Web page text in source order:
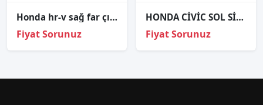
Honda hr-v sağ far çıkma ORJİNAL
Fiyat Sorunuz
HONDA CİVİC SOL SİS FARI ORJİNAL
Fiyat Sorunuz